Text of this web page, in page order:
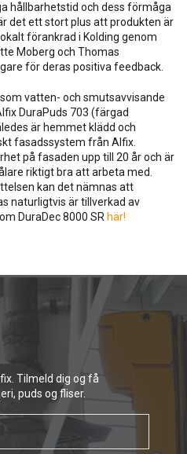
hållbarhetstid och dess förmåga
det ett stort plus att produkten är
förankrad i Kolding genom
Moberg och Thomas
för deras positiva feedback.
vatten- och smutsavvisande
DuraPuds 703 (färgad
är hemmet klädd och
fasadssystem från Alfix.
på fasaden upp till 20 år och är
riktigt bra att arbeta med.
kan det nämnas att
naturligtvis är tillverkad av
DuraDec 8000 SR här!
Tilmeld dig og få
puds og fliser.